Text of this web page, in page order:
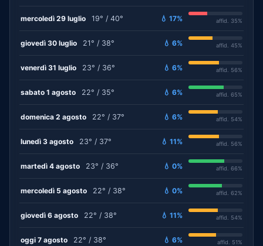
mercoledì 29 luglio 19° / 40° 💧 17% affid. 35%
giovedì 30 luglio 21° / 38° 💧 6% affid. 45%
venerdì 31 luglio 23° / 36° 💧 6% affid. 56%
sabato 1 agosto 22° / 35° 💧 6% affid. 65%
domenica 2 agosto 22° / 37° 💧 6% affid. 54%
lunedì 3 agosto 23° / 37° 💧 11% affid. 56%
martedì 4 agosto 23° / 36° 💧 0% affid. 66%
mercoledì 5 agosto 22° / 38° 💧 0% affid. 62%
giovedì 6 agosto 22° / 38° 💧 11% affid. 54%
oggi 7 agosto 22° / 38° 💧 6% affid. 51%